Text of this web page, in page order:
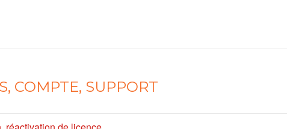
COMPTE, SUPPORT